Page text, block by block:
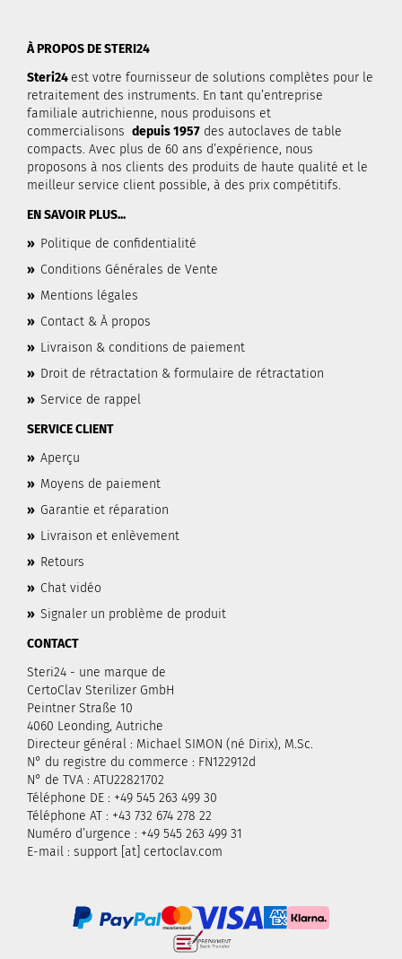
À PROPOS DE STERI24
Steri24 est votre fournisseur de solutions complètes pour le
retraitement des instruments. En tant qu’entreprise
familiale autrichienne, nous produisons et
commercialisons depuis 1957 des autoclaves de table
compacts. Avec plus de 60 ans d’expérience, nous
proposons à nos clients des produits de haute qualité et le
meilleur service client possible, à des prix compétitifs.
EN SAVOIR PLUS...
» Politique de confidentialité
» Conditions Générales de Vente
» Mentions légales
» Contact & À propos
» Livraison & conditions de paiement
» Droit de rétractation & formulaire de rétractation
» Service de rappel
SERVICE CLIENT
» Aperçu
» Moyens de paiement
» Garantie et réparation
» Livraison et enlèvement
» Retours
» Chat vidéo
» Signaler un problème de produit
CONTACT
Steri24 - une marque de
CertoClav Sterilizer GmbH
Peintner Straße 10
4060 Leonding, Autriche
Directeur général : Michael SIMON (né Dirix), M.Sc.
N° du registre du commerce : FN122912d
N° de TVA : ATU22821702
Téléphone DE : +49 545 263 499 30
Téléphone AT : +43 732 674 278 22
Numéro d’urgence : +49 545 263 499 31
E-mail : support [at] certoclav.com